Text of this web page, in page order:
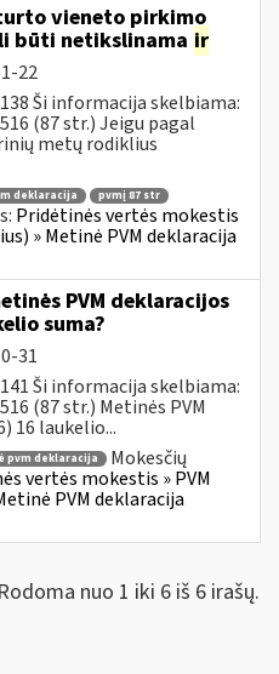
vieneto pirkimo
būti netikslinama ir
22
Ši informacija skelbiama:
(87 str.) Jeigu pagal
metų rodiklius
deklaracija pvmį 87 str
Pridėtinės vertės mokestis
» Metinė PVM deklaracija
PVM deklaracijos
suma?
31
Ši informacija skelbiama:
(87 str.) Metinės PVM
16 laukelio...
pvm deklaracija
Mokesčių
vertės mokestis » PVM
PVM deklaracija
Rodoma nuo 1 iki 6 iš 6 irašų.